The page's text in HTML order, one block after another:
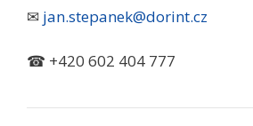
✉ jan.stepanek@dorint.cz
☎ +420 602 404 777